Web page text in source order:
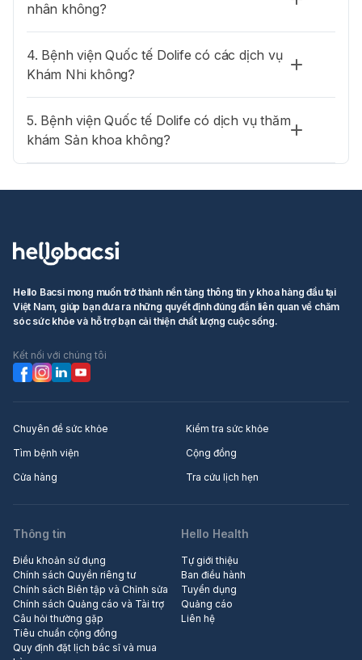
nghe kết luận, định hướng điều trị.
nhân không?
4. Bệnh viện Quốc tế Dolife có các dịch vụ
Khám Nhi không?
5. Bệnh viện Quốc tế Dolife có dịch vụ thăm
khám Sản khoa không?
Hello Bacsi mong muốn trở thành nền tảng thông tin y khoa hàng đầu tại
Việt Nam, giúp bạn đưa ra những quyết định đúng đắn liên quan về chăm
sóc sức khỏe và hỗ trợ bạn cải thiện chất lượng cuộc sống.
Kết nối với chúng tôi
Chuyên đề sức khỏe
Kiểm tra sức khỏe
Tìm bệnh viện
Cộng đồng
Cửa hàng
Tra cứu lịch hẹn
Thông tin
Điều khoản sử dụng
Chính sách Quyền riêng tư
Chính sách Biên tập và Chỉnh sửa
Chính sách Quảng cáo và Tài trợ
Câu hỏi thường gặp
Tiêu chuẩn cộng đồng
Quy định đặt lịch bác sĩ và mua
Hello Health
Tự giới thiệu
Ban điều hành
Tuyển dụng
Quảng cáo
Liên hệ